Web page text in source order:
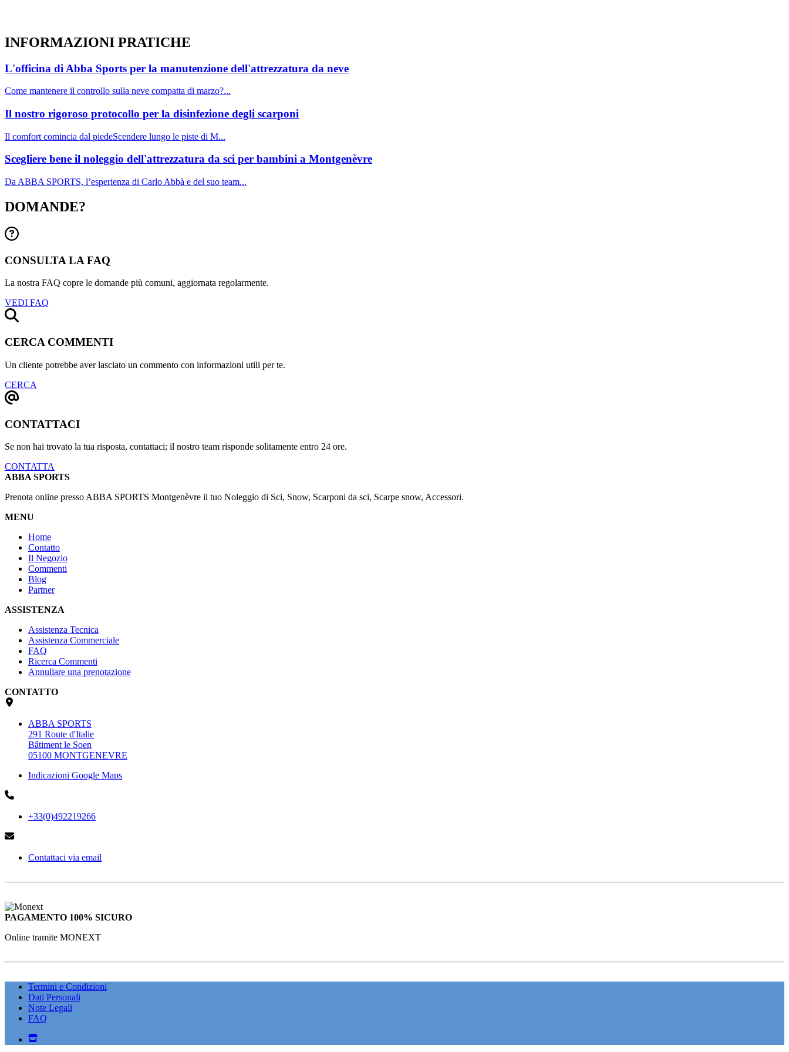
INFORMAZIONI PRATICHE
L'officina di Abba Sports per la manutenzione dell'attrezzatura da neve
Come mantenere il controllo sulla neve compatta di marzo?...
Il nostro rigoroso protocollo per la disinfezione degli scarponi
Il comfort comincia dal piedeScendere lungo le piste di M...
Scegliere bene il noleggio dell'attrezzatura da sci per bambini a Montgenèvre
Da ABBA SPORTS, l’esperienza di Carlo Abbà e del suo team...
DOMANDE?
CONSULTA LA FAQ
La nostra FAQ copre le domande più comuni, aggiornata regolarmente.
VEDI FAQ
CERCA COMMENTI
Un cliente potrebbe aver lasciato un commento con informazioni utili per te.
CERCA
CONTATTACI
Se non hai trovato la tua risposta, contattaci; il nostro team risponde solitamente entro 24 ore.
CONTATTA
ABBA SPORTS
Prenota online presso ABBA SPORTS Montgenèvre il tuo Noleggio di Sci, Snow, Scarponi da sci, Scarpe snow, Accessori.
MENU
Home
Contatto
Il Negozio
Commenti
Blog
Partner
ASSISTENZA
Assistenza Tecnica
Assistenza Commerciale
FAQ
Ricerca Commenti
Annullare una prenotazione
CONTATTO
ABBA SPORTS
291 Route d'Italie
Bâtiment le Soen
05100 MONTGENEVRE
Indicazioni Google Maps
+33(0)492219266
Contattaci via email
PAGAMENTO 100% SICURO
Online tramite MONEXT
Termini e Condizioni
Dati Personali
Note Legali
FAQ